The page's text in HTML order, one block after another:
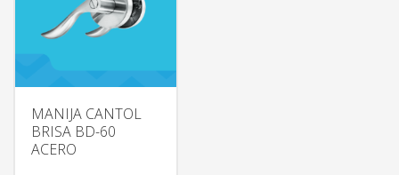
MANIJA CANTOL
BRISA BD-60
ACERO